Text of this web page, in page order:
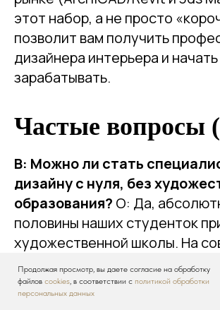
этот набор, а не просто
позволит вам получить
дизайнера интерьера и начать
зарабатывать.
Частые вопросы
В: Можно ли стать
дизайну с нуля, без
образования? О: Да,
половины наших студенток
художественной школы. На
онлайн-курсах, как наш курс с
научат композиции,
насмотренности - этого
Продолжая просмотр, вы даете согласие на обработку
файлов cookies, в соответствии с политикой обработки
персональных данных